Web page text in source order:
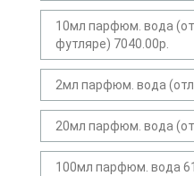
10мл парфюм. вода
футляре) 7040.00р.
2мл парфюм. вода
20мл парфюм. вода
100мл парфюм. вода